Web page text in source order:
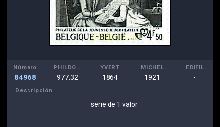
Número
84968
PHILDOM
977.32
YVERT
1864
MICHEL
1921
EDIFIL
-
Descripción
serie de 1 valor